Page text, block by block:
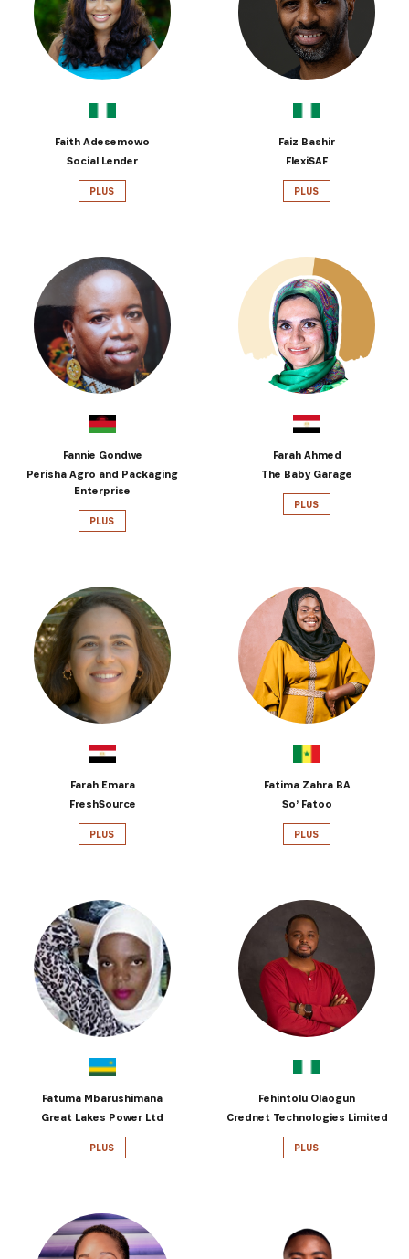
Faith Adesemowo
Social Lender
PLUS
Faiz Bashir
FlexiSAF
PLUS
Fannie Gondwe
Perisha Agro and Packaging
Enterprise
PLUS
Farah Ahmed
The Baby Garage
PLUS
Farah Emara
FreshSource
PLUS
Fatima Zahra BA
So’ Fatoo
PLUS
Fatuma Mbarushimana
Great Lakes Power Ltd
PLUS
Fehintolu Olaogun
Crednet Technologies Limited
PLUS